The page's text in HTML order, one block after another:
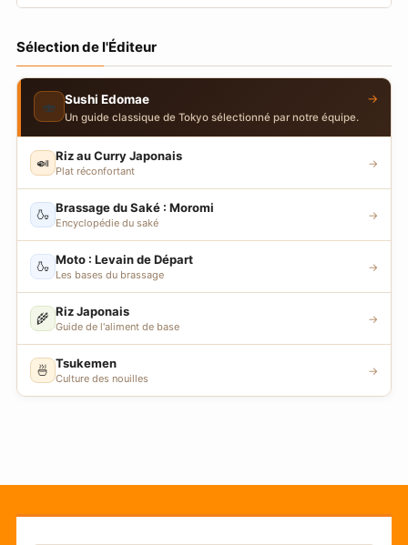
Sélection de l'Éditeur
🍣 Sushi Edomae
Un guide classique de Tokyo sélectionné par notre équipe.
→
🍛 Riz au Curry Japonais
Plat réconfortant
→
🍶 Brassage du Saké : Moromi
Encyclopédie du saké
→
🍶 Moto : Levain de Départ
Les bases du brassage
→
🌾 Riz Japonais
Guide de l'aliment de base
→
🍜 Tsukemen
Culture des nouilles
→